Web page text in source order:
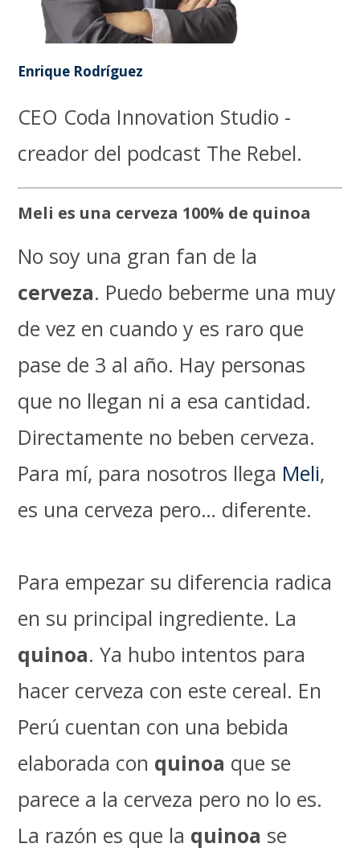
Enrique Rodríguez
CEO Coda Innovation Studio -
creador del podcast The Rebel.
Meli es una cerveza 100% de quinoa
No soy una gran fan de la
cerveza. Puedo beberme una muy
de vez en cuando y es raro que
pase de 3 al año. Hay personas
que no llegan ni a esa cantidad.
Directamente no beben cerveza.
Para mí, para nosotros llega Meli,
es una cerveza pero… diferente.
Para empezar su diferencia radica
en su principal ingrediente. La
quinoa. Ya hubo intentos para
hacer cerveza con este cereal. En
Perú cuentan con una bebida
elaborada con quinoa que se
parece a la cerveza pero no lo es.
La razón es que la quinoa se